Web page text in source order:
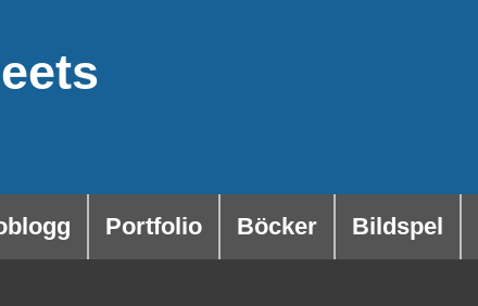
Portfolio Böcker Bildspel